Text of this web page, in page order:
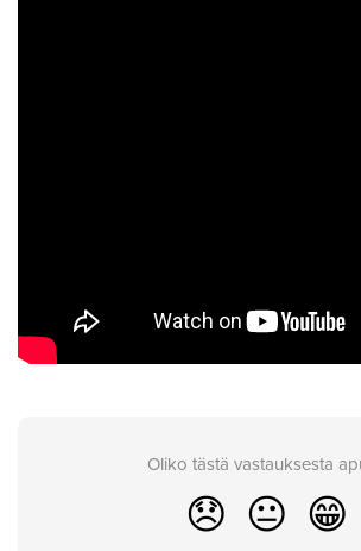
Oliko tästä vastauksesta
😞 😐 😁